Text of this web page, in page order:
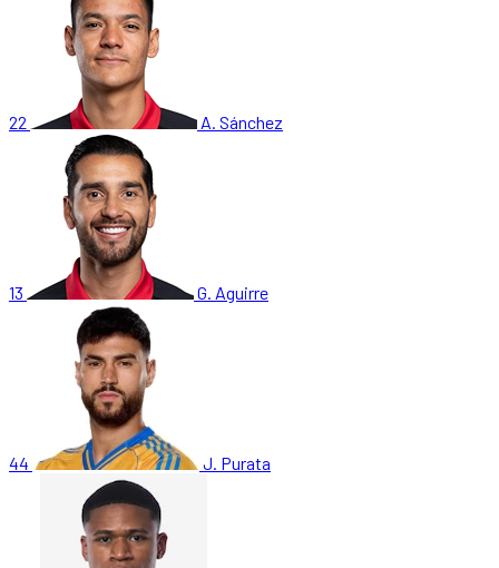
22 A. Sánchez
13 G. Aguirre
44 J. Purata